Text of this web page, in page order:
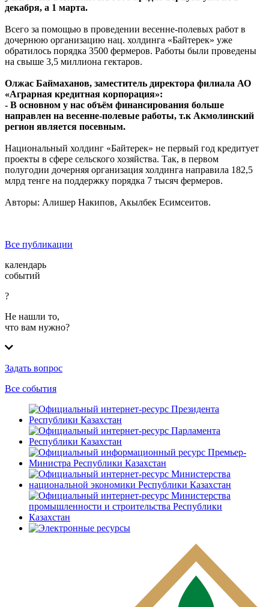
декабря, а 1 марта.
Всего за помощью в проведении весенне-полевых работ в
дочернюю организацию нац. холдинга «Байтерек» уже
обратилось порядка 3500 фермеров. Работы были проведены
на свыше 3,5 миллиона гектаров.
Олжас Баймаханов, заместитель директора филиала АО
«Аграрная кредитная корпорация»:
- В основном у нас объём финансирования больше
направлен на весенне-полевые работы, т.к Акмолинский
регион является посевным.
Национальный холдинг «Байтерек» не первый год кредитует
проекты в сфере сельского хозяйства. Так, в первом
полугодии дочерняя организация холдинга направила 182,5
млрд тенге на поддержку порядка 7 тысяч фермеров.
Авторы: Алишер Накипов, Акылбек Есимсеитов.
Все публикации
календарь
событий
?
Не нашли то,
что вам нужно?
Задать вопрос
Все события